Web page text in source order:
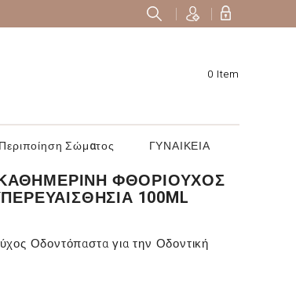
0 Item
Περιποίηση Σώματος ΓΥΝΑΙΚΕΙΑ
ΚΑΘΗΜΕΡΙΝΉ ΦΘΟΡΙΟΎΧΟΣ
100ML
Οδοντόπαστα για την Οδοντική